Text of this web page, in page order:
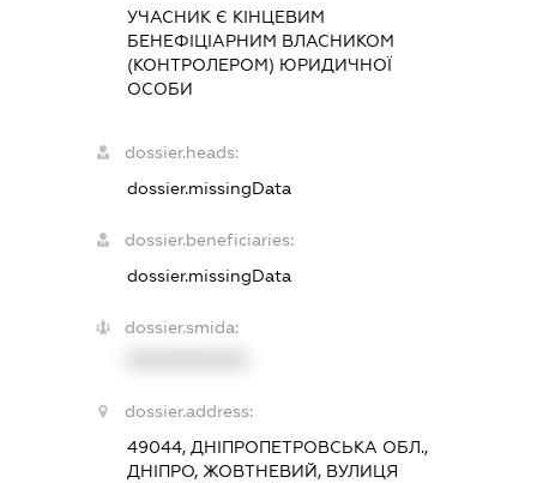
УЧАСНИК Є КІНЦЕВИМ
БЕНЕФІЦІАРНИМ ВЛАСНИКОМ
(КОНТРОЛЕРОМ) ЮРИДИЧНОЇ
ОСОБИ
dossier.heads:
dossier.missingData
dossier.beneficiaries:
dossier.missingData
dossier.smida:
dossier.address:
49044, ДНІПРОПЕТРОВСЬКА ОБЛ.,
ДНІПРО, ЖОВТНЕВИЙ, ВУЛИЦЯ